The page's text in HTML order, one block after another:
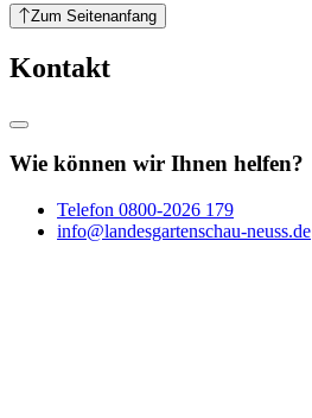
Zum Seitenanfang
Kontakt
Wie können wir Ihnen helfen?
Telefon 0800-2026 179
info@landesgartenschau-neuss.de